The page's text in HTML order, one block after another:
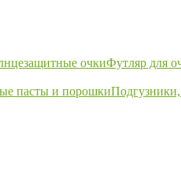
очкиФутляр для
пасты и порошки